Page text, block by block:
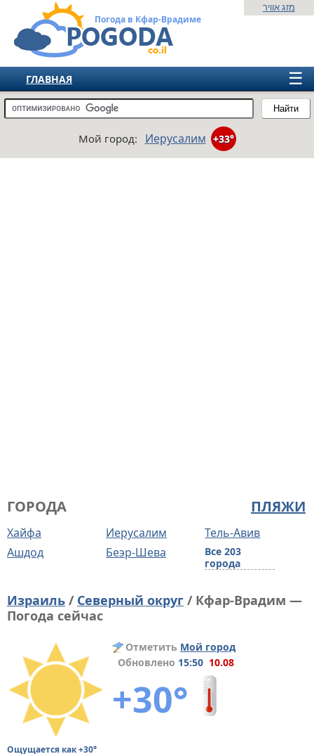
Погода в Кфар-Врадиме
Найти
מזג אוויר
☰
ГЛАВНАЯ
ИЗРАИЛЬ
ЕВРОПА
Мой город: Иерусалим +33°
ПЛЯЖИ
ГОРОДА
Хайфа Иерусалим
Тель-Авив
Ашдод
Беэр-Шева
Все 203
города
Израиль / Северный округ / Кфар-Врадим —
Погода сейчас
Отметить Мой город
Обновлено 15:50 10.08
+30°
Ощущается как +30°